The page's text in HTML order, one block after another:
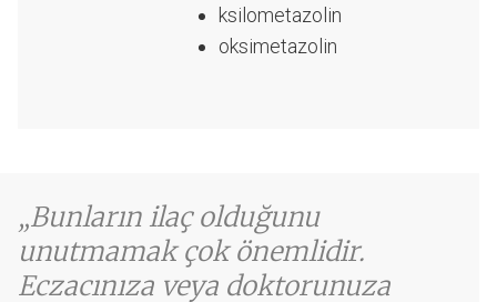
ksilometazolin
oksimetazolin
Bunların ilaç olduğunu
unutmamak çok önemlidir.
Eczacınıza veya doktorunuza